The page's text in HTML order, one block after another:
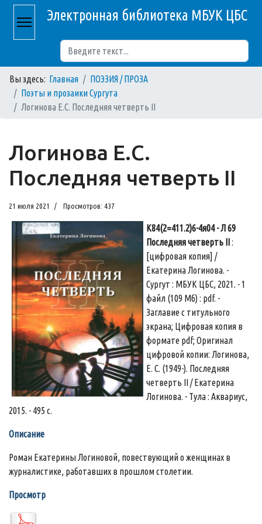
Электронная библиотека МБУК ЦБС
Вы здесь: Главная
ПОЭЗИЯ / ПРОЗА
Поэты и прозаики Сургута
Логинова Е.С. Последняя четверть II
Логинова Е.С.
Последняя четверть II
21 июля 2021 Просмотров: 437
К84(2=411.2)6-4я04 - Л 69
Последняя четверть II:
[цифровая копия] /
Екатерина Логинова. -
Сургут : МБУК ЦБС, 2021. - 1
файл (109 Мб) : pdf. -
Заглавие с титульного
экрана; Цифровая копия в
формате pdf; Оригинал
цифровой копии: Логинова,
Е. С. (1949-). Последняя
четверть II / Екатерина
Логинова. - Тула : Аквариус,
2015. - 495 с.
Описание
Роман Екатерины Логиновой, повествующий о женщинах в
журналистике, работавших в прошлом столетии.
Просмотр